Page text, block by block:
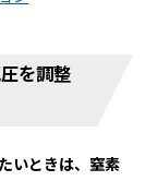
を調整
いときは、窒素